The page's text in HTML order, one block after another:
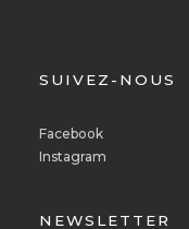
SUIVEZ-NOUS
Facebook
Instagram
NEWSLETTER